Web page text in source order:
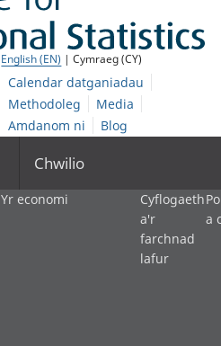
English (EN) | Cymraeg (CY)
Calendar datganiadau
Methodoleg
Media
Amdanom ni
Blog
Chwilio
Yr economi
Cyflogaeth
a'r
farchnad
lafur
a